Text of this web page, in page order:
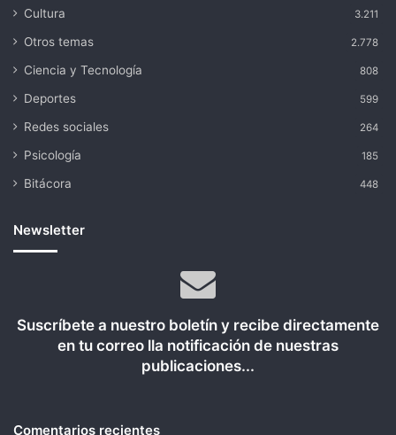
Cultura 3.211
Otros temas 2.778
Ciencia y Tecnología 808
Deportes 599
Redes sociales 264
Psicología 185
Bitácora 448
Newsletter
Suscríbete a nuestro boletín y recibe directamente
en tu correo lla notificación de nuestras
publicaciones...
Comentarios recientes